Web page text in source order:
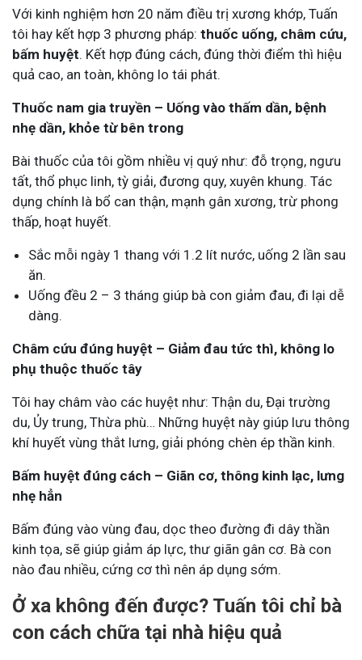
Với kinh nghiệm hơn 20 năm điều trị xương khớp, Tuấn
tôi hay kết hợp 3 phương pháp: thuốc uống, châm cứu,
bấm huyệt. Kết hợp đúng cách, đúng thời điểm thì hiệu
quả cao, an toàn, không lo tái phát.
Thuốc nam gia truyền – Uống vào thấm dần, bệnh
nhẹ dần, khỏe từ bên trong
Bài thuốc của tôi gồm nhiều vị quý như: đỗ trọng, ngưu
tất, thổ phục linh, tỳ giải, đương quy, xuyên khung. Tác
dụng chính là bổ can thận, mạnh gân xương, trừ phong
thấp, hoạt huyết.
Sắc mỗi ngày 1 thang với 1.2 lít nước, uống 2 lần sau
ăn.
Uống đều 2 – 3 tháng giúp bà con giảm đau, đi lại dễ
dàng.
Châm cứu đúng huyệt – Giảm đau tức thì, không lo
phụ thuộc thuốc tây
Tôi hay châm vào các huyệt như: Thận du, Đại trường
du, Ủy trung, Thừa phù… Những huyệt này giúp lưu thông
khí huyết vùng thắt lưng, giải phóng chèn ép thần kinh.
Bấm huyệt đúng cách – Giãn cơ, thông kinh lạc, lưng
nhẹ hẳn
Bấm đúng vào vùng đau, dọc theo đường đi dây thần
kinh tọa, sẽ giúp giảm áp lực, thư giãn gân cơ. Bà con
nào đau nhiều, cứng cơ thì nên áp dụng sớm.
Ở xa không đến được? Tuấn tôi chỉ bà
con cách chữa tại nhà hiệu quả